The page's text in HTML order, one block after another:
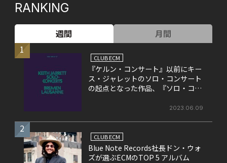
RANKING
週間
月間
1
CLUB ECM
『ケルン・コンサート』以前にキー
ス・ジャレットのソロ・コンサート
の起点となった作品、『ソロ・コン
2023.06.09
2
CLUB ECM
Blue Note Records社長ドン・ウォ
ズが選ぶECMのTOP 5 アルバム